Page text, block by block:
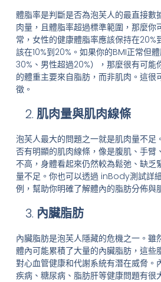
體脂率是判斷是否為泡芙人的最直接數
肉量，且體脂率超過標準範圍，那麼你
常，女性的健康體脂率應該保持在20%
該在10%到20%。如果你的BMI正常但
30%、男性超過20%），那麼很有可能
的體重主要來自脂肪，而非肌肉。這很
徵。
肌肉量與肌肉線條
泡芙人最大的問題之一就是肌肉量不足
否有明顯的肌肉線條，像是腹肌、手臂
不高，身體看起來仍然較為鬆弛、缺乏
量不足。你也可以透過 inBody測試詳
例，幫助你明確了解體內的脂肪分佈與
內臟脂肪
內臟脂肪是泡芙人隱藏的危機之一。雖
體內可能累積了大量的內臟脂肪，這些
對心血管健康和代謝系統有潛在威脅。
疾病、糖尿病、脂肪肝等健康問題有很